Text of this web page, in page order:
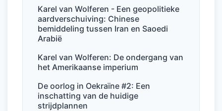
Karel van Wolferen - Een geopolitieke
aardverschuiving: Chinese
bemiddeling tussen Iran en Saoedi
Arabië
Karel van Wolferen: De ondergang van
het Amerikaanse imperium
De oorlog in Oekraïne #2: Een
inschatting van de huidige
strijdplannen